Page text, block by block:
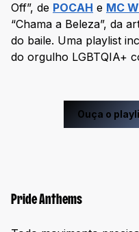
Off”, de POCAH e MC
“Chama a Beleza”, da
do baile. Uma playlist
do orgulho LGBTQIA+
Ouça o
Pride Anthems